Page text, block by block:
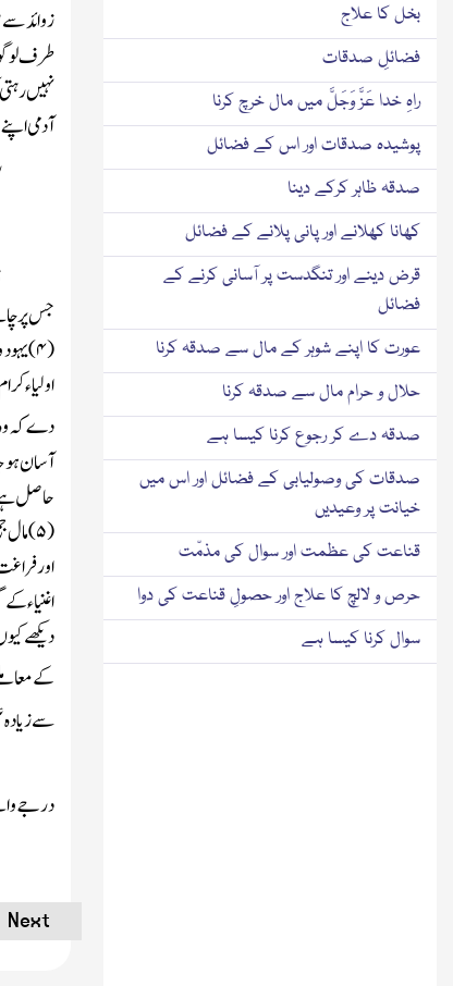
زوائد
طرف
نہیں
آدمی
جس پر
(۴)
اولیاء
دے کہ وہ
آسان
حاصل ہے
(۵)مال
اور
اغنیاء
دیکھے
کے
سے زیادہ
درجے
Next
بخل کا علاج
فضائلِ صدقات
راہِ خدا عَزَّ وَجَلَّ میں مال خرچ کرنا
پوشیدہ صدقات اور اس کے فضائل
صدقہ ظاہر کرکے دینا
کھانا کھلانے اور پانی پلانے کے فضائل
قرض دینے اور تنگدست پر آسانی کرنے کے
فضائل
عورت کا اپنے شوہر کے مال سے صدقہ کرنا
حلال و حرام مال سے صدقہ کرنا
صدقہ دے کر رجوع کرنا کیسا ہے
صدقات کی وصولیابی کے فضائل اور اس میں
خیانت پر وعیدیں
قناعت کی عظمت اور سوال کی مذمّت
حرص و لالچ کا علاج اور حصولِ قناعت کی دوا
سوال کرنا کیسا ہے